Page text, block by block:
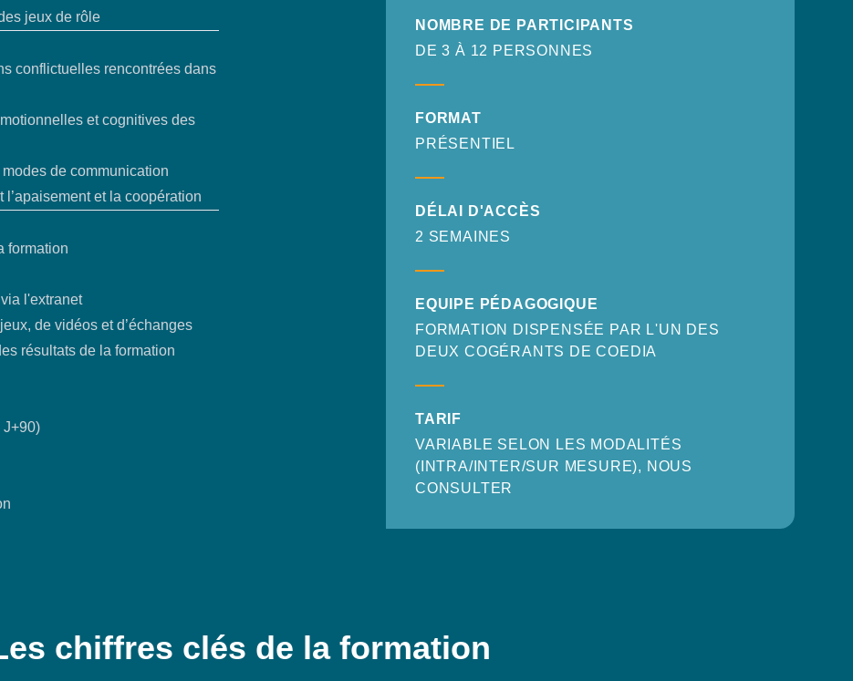
jeux de rôle
conflictuelles rencontrées dans
et cognitives des
de communication
et la coopération
formation
l'extranet
de vidéos et d’échanges
résultats de la formation
J+90)
NOMBRE DE PARTICIPANTS
DE 3 À 12 PERSONNES
FORMAT
PRÉSENTIEL
DÉLAI D'ACCÈS
2 SEMAINES
EQUIPE PÉDAGOGIQUE
FORMATION DISPENSÉE PAR L'UN DES
DEUX COGÉRANTS DE COEDIA
TARIF
VARIABLE SELON LES MODALITÉS
(INTRA/INTER/SUR MESURE), NOUS
CONSULTER
chiffres clés de la formation